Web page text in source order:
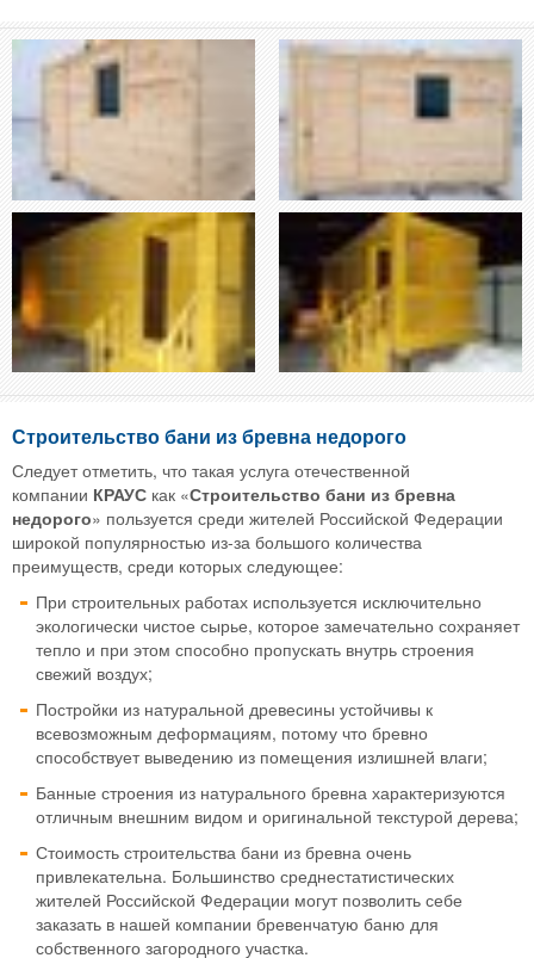
Строительство бани из бревна недорого
Следует отметить, что такая услуга отечественной
компании КРАУС как «Строительство бани из бревна
недорого» пользуется среди жителей Российской Федерации
широкой популярностью из-за большого количества
преимуществ, среди которых следующее:
При строительных работах используется исключительно
экологически чистое сырье, которое замечательно сохраняет
тепло и при этом способно пропускать внутрь строения
свежий воздух;
Постройки из натуральной древесины устойчивы к
всевозможным деформациям, потому что бревно
способствует выведению из помещения излишней влаги;
Банные строения из натурального бревна характеризуются
отличным внешним видом и оригинальной текстурой дерева;
Стоимость строительства бани из бревна очень
привлекательна. Большинство среднестатистических
жителей Российской Федерации могут позволить себе
заказать в нашей компании бревенчатую баню для
собственного загородного участка.